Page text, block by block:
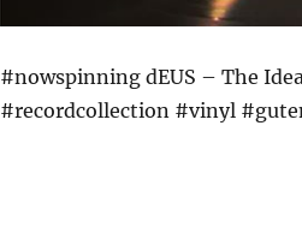
#nowspinning dEUS – The
#recordcollection #vinyl